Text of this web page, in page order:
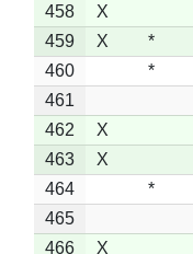
458
X
459
X *
460
*
461
462
X
463
X
464
*
465
466
X